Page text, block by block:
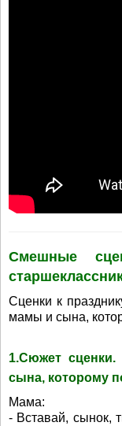
Смешные
Сценки к
мамы и сына,
1.Сюжет
сына, которому
Мама:
- Вставай, сынок,